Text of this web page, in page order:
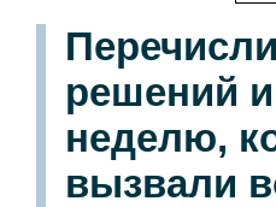
решений
неделю,
вызвали